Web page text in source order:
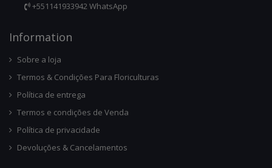
+551141933942 WhatsApp
InforMation
Sobre a loja
Termos & Condições Para Floriculturas
Política de entrega
Termos e condições de Venda
Política de privacidade
Devoluções & Cancelamentos